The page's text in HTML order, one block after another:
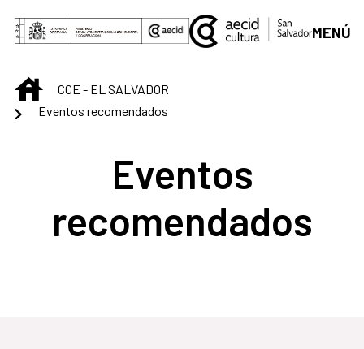
Saltar al contenido principal
MENÚ
INICIOCCE - EL SALVADOR
Eventos recomendados
Eventos
recomendados